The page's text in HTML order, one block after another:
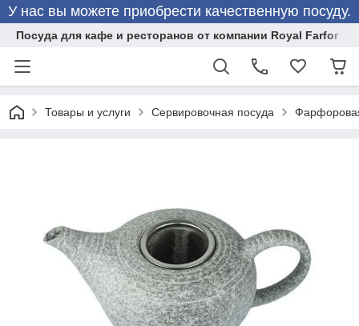
У нас вы можете приобрести качественную посуду.
Посуда для кафе и ресторанов от компании Royal Farfor
Товары и услуги Сервировочная посуда